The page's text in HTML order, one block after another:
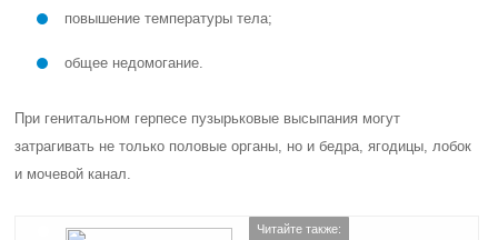
повышение температуры тела;
общее недомогание.
При генитальном герпесе пузырьковые высыпания могут
затрагивать не только половые органы, но и бедра, ягодицы, лобок
и мочевой канал.
Читайте также: